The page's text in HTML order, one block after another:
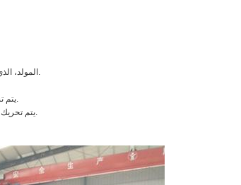
المولد، الذي يتم تشغيله بواسطة محرك الديزل المساعد، يوفر الكهرباء للطاقة والإضاءة للجرافة بأكملها.
يتم تشغيل رأس القطع بواسطة محرك هيدروليكي ؛ تحتوي محمل القطع على وحدات سد التشحيم.
يتم تحريك الجرافة بواسطة التأرجح المتناوب للشظايا. يتم رفع الشظايا بواسطة الأسطوانة الهيدروليكية.